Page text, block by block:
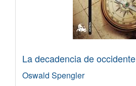
La decadencia de occidente
Oswald Spengler